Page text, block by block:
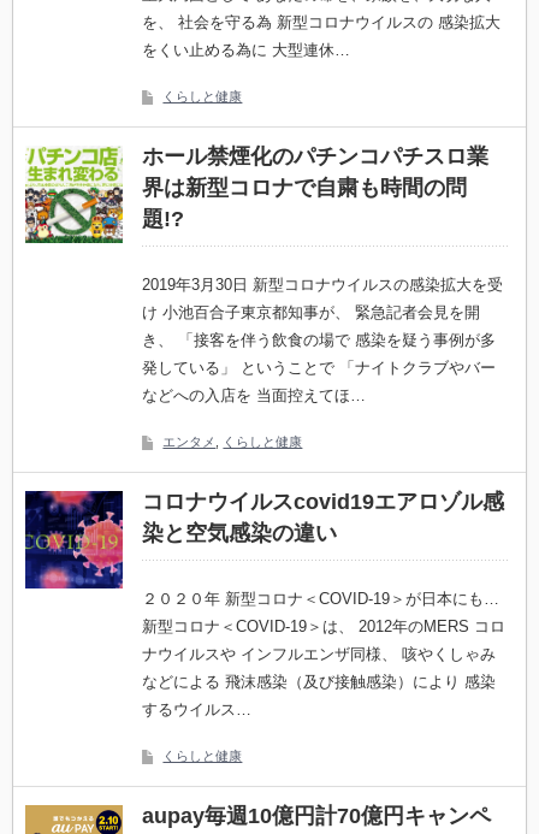
を、 社会を守る為 新型コロナウイルスの 感染拡大
をくい止める為に 大型連休…
くらしと健康
ホール禁煙化のパチンコパチスロ業
界は新型コロナで自粛も時間の問
題!?
2019年3月30日 新型コロナウイルスの感染拡大を受
け 小池百合子東京都知事が、 緊急記者会見を開
き、 「接客を伴う飲食の場で 感染を疑う事例が多
発している」 ということで 「ナイトクラブやバー
などへの入店を 当面控えてほ…
エンタメ くらしと健康
コロナウイルスcovid19エアロゾル感
染と空気感染の違い
２０２０年 新型コロナ＜COVID-19＞が日本にも…
新型コロナ＜COVID-19＞は、 2012年のMERS コロ
ナウイルスや インフルエンザ同様、 咳やくしゃみ
などによる 飛沫感染（及び接触感染）により 感染
するウイルス…
くらしと健康
aupay毎週10億円計70億円キャンペ